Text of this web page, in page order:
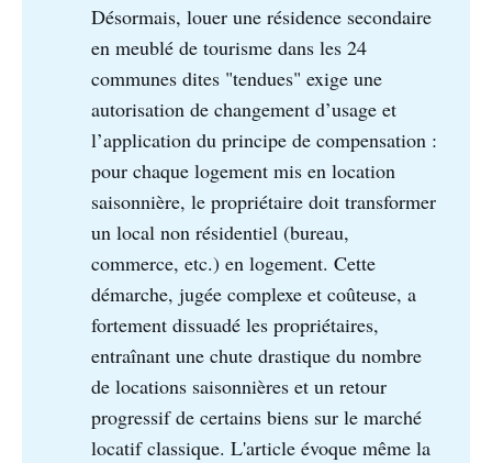
Désormais, louer une résidence secondaire
en meublé de tourisme dans les 24
communes dites "tendues" exige une
autorisation de changement d’usage et
l’application du principe de compensation :
pour chaque logement mis en location
saisonnière, le propriétaire doit transformer
un local non résidentiel (bureau,
commerce, etc.) en logement. Cette
démarche, jugée complexe et coûteuse, a
fortement dissuadé les propriétaires,
entraînant une chute drastique du nombre
de locations saisonnières et un retour
progressif de certains biens sur le marché
locatif classique. L'article évoque même la